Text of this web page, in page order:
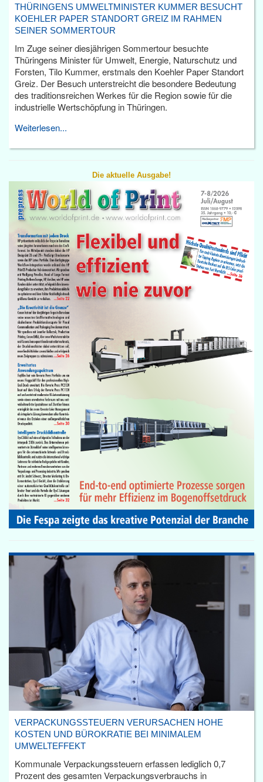
THÜRINGENS UMWELTMINISTER KUMMER BESUCHT
KOEHLER PAPER STANDORT GREIZ IM RAHMEN
SEINER SOMMERTOUR
Im Zuge seiner diesjährigen Sommertour besuchte
Thüringens Minister für Umwelt, Energie, Naturschutz und
Forsten, Tilo Kummer, erstmals den Koehler Paper Standort
Greiz. Der Besuch unterstreicht die besondere Bedeutung
des traditionsreichen Werkes für die Region sowie für die
industrielle Wertschöpfung in Thüringen.
Weiterlesen...
Die aktuelle Ausgabe!
VERPACKUNGSSTEUERN VERURSACHEN HOHE
KOSTEN UND BÜROKRATIE BEI MINIMALEM
UMWELTEFFEKT
Kommunale Verpackungssteuern erfassen lediglich 0,7
Prozent des gesamten Verpackungsverbrauchs in